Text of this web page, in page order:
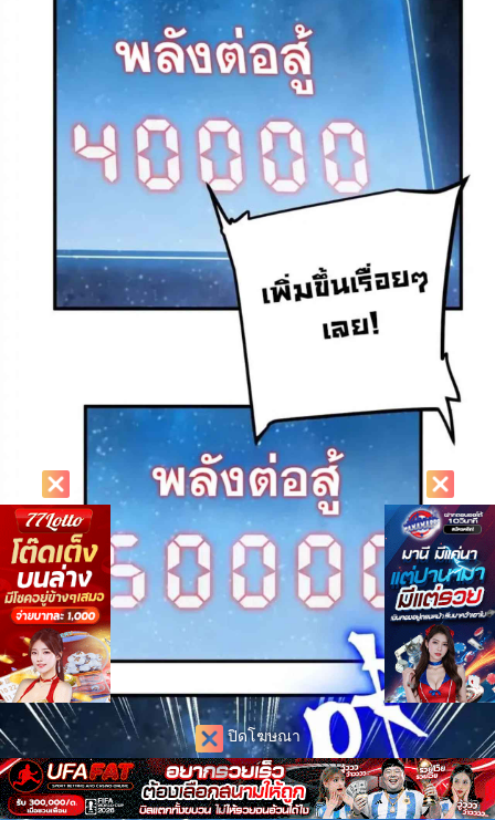
ปิดโฆษณา